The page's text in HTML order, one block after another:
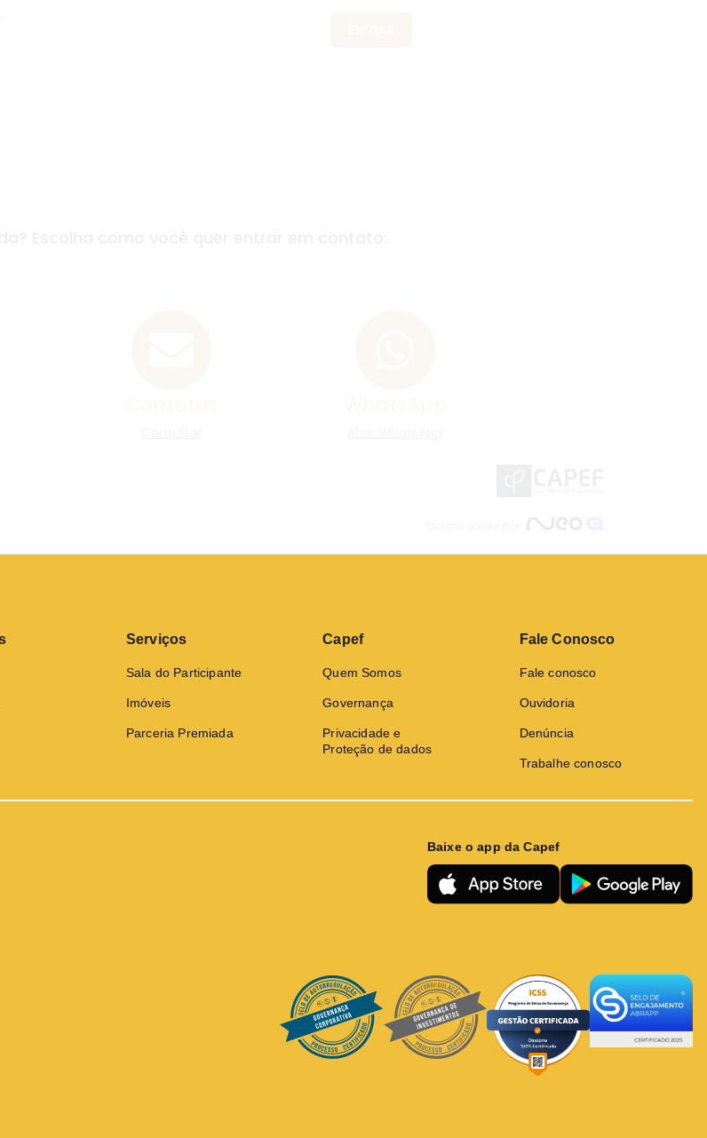
Serviços
Sala do Participante
Imóveis
Parceria Premiada
Capef
Quem Somos
Governança
Privacidade e
Proteção de dados
Fale Conosco
Fale conosco
Ouvidoria
Denúncia
Trabalhe conosco
Baixe o app da Capef